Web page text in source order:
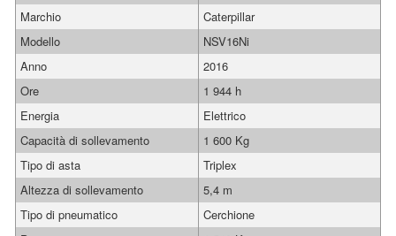
Marchio
Caterpillar
Modello
NSV16Ni
Anno
2016
Ore
1 944 h
Energia
Elettrico
Capacità di sollevamento
1 600 Kg
Tipo di asta
Triplex
Altezza di sollevamento
5,4 m
Tipo di pneumatico
Cerchione